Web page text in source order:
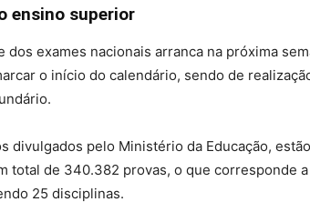
ensino superior
dos exames nacionais arranca na próxima
o início do calendário, sendo de
divulgados pelo Ministério da Educação,
total de 340.382 provas, o que corresponde
25 disciplinas.